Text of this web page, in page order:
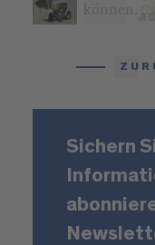
Sichern